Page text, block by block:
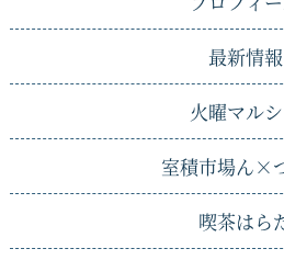
最新情報
火曜マル
室積市場ん×
喫茶はら